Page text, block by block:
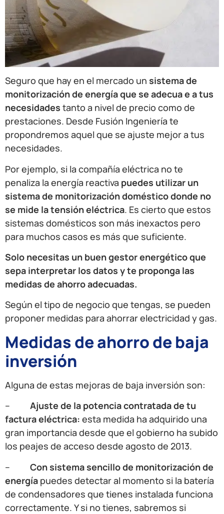
Seguro que hay en el mercado un sistema de
monitorización de energía que se adecua e a tus
necesidades tanto a nivel de precio como de
prestaciones. Desde Fusión Ingeniería te
propondremos aquel que se ajuste mejor a tus
necesidades.
Por ejemplo, si la compañía eléctrica no te
penaliza la energía reactiva puedes utilizar un
sistema de monitorización doméstico donde no
se mide la tensión eléctrica. Es cierto que estos
sistemas domésticos son más inexactos pero
para muchos casos es más que suficiente.
Solo necesitas un buen gestor energético que
sepa interpretar los datos y te proponga las
medidas de ahorro adecuadas.
Según el tipo de negocio que tengas, se pueden
proponer medidas para ahorrar electricidad y gas.
Medidas de ahorro de baja
inversión
Alguna de estas mejoras de baja inversión son:
– Ajuste de la potencia contratada de tu
factura eléctrica: esta medida ha adquirido una
gran importancia desde que el gobierno ha subido
los peajes de acceso desde agosto de 2013.
– Con sistema sencillo de monitorización de
energía puedes detectar al momento si la batería
de condensadores que tienes instalada funciona
correctamente. Y si no tienes, sabremos si